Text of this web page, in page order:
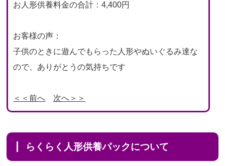
お人形供養料金の合計：4,400円
お客様の声：
子供のときに遊んでもらった人形やぬいぐるみ達な
ので、ありがとうの気持ちです
＜＜前へ 次へ＞＞
らくらく人形供養パックについて